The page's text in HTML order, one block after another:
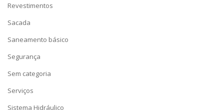
Revestimentos
Sacada
Saneamento básico
Segurança
Sem categoria
Serviços
Sistema Hidráulico